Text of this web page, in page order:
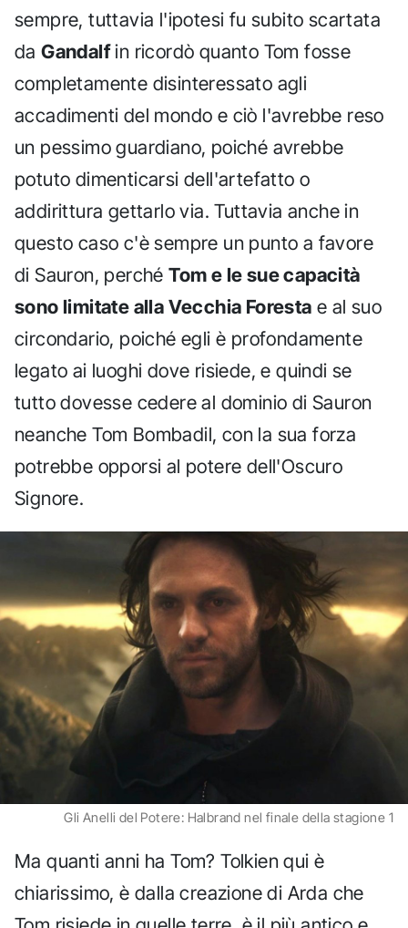
sempre, tuttavia l'ipotesi fu subito scartata
daGandalfin ricordò quanto Tom fosse
completamente disinteressato agli
accadimenti del mondo e ciò l'avrebbe reso
un pessimo guardiano, poiché avrebbe
potuto dimenticarsi dell'artefatto o
addirittura gettarlo via. Tuttavia anche in
questo caso c'è sempre un punto a favore
di Sauron, perchéTom e le sue capacità
sono limitate alla Vecchia Foresta e al suo
circondario, poiché egli è profondamente
legato ai luoghi dove risiede, e quindi se
tutto dovesse cedere al dominio di Sauron
neanche Tom Bombadil, con la sua forza
potrebbe opporsi al potere dell'Oscuro
Signore.
Gli Anelli del Potere: Halbrand nel finale della stagione 1
Ma quanti anni ha Tom? Tolkien qui è
chiarissimo, è dalla creazione di Arda che